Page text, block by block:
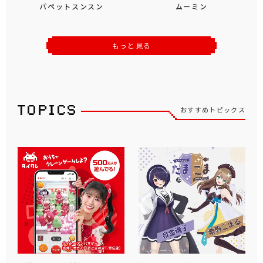
パペットスンスン ムーミン
もっと見る
おすすめトピックス